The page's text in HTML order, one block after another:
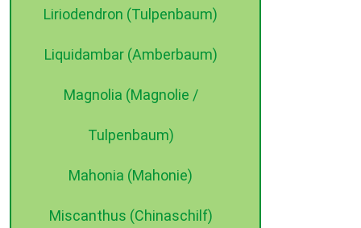
Liriodendron (Tulpenbaum)
Liquidambar (Amberbaum)
Magnolia (Magnolie /
Tulpenbaum)
Mahonia (Mahonie)
Miscanthus (Chinaschilf)